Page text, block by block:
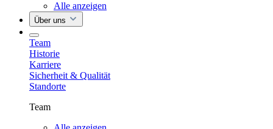
Alle anzeigen
Über uns
Team
Historie
Karriere
Sicherheit & Qualität
Standorte
Team